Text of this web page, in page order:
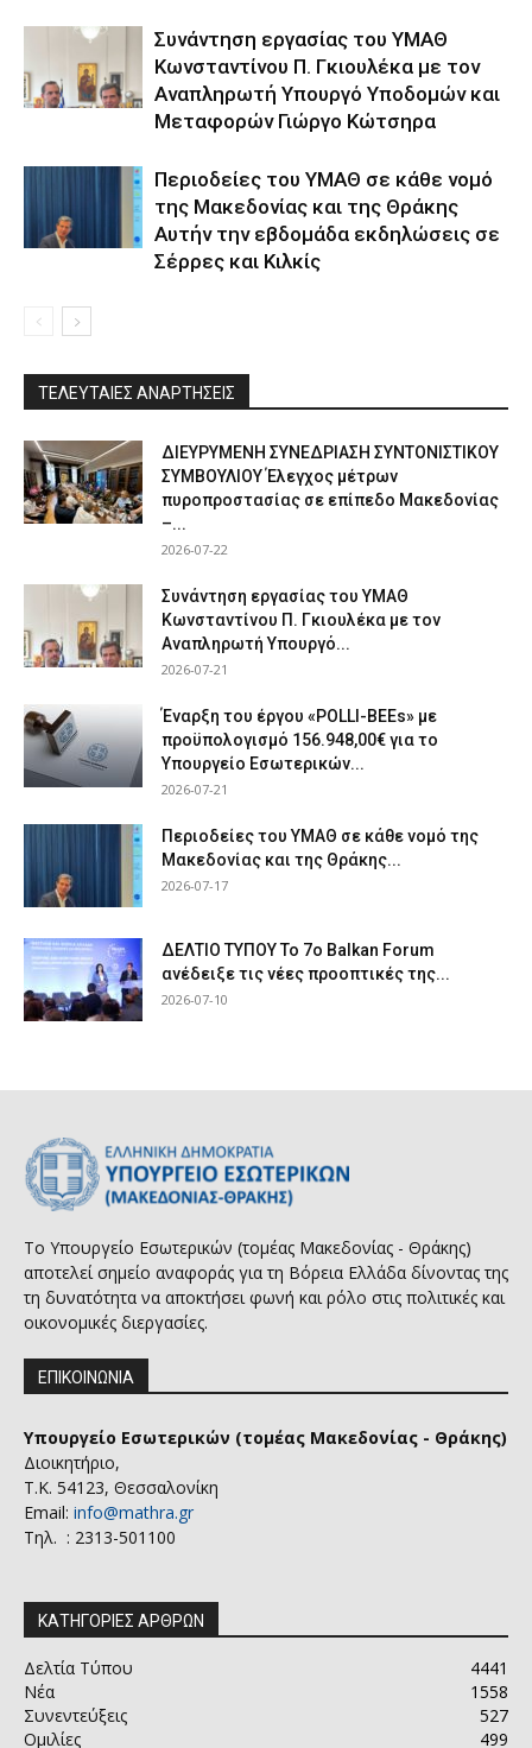
Συνάντηση εργασίας του ΥΜΑΘ
Κωνσταντίνου Π. Γκιουλέκα με τον
Αναπληρωτή Υπουργό Υποδομών και
Μεταφορών Γιώργο Κώτσηρα
Περιοδείες του ΥΜΑΘ σε κάθε νομό
της Μακεδονίας και της Θράκης
Αυτήν την εβδομάδα εκδηλώσεις σε
Σέρρες και Κιλκίς
ΤΕΛΕΥΤΑΙΕΣ ΑΝΑΡΤΗΣΕΙΣ
ΔΙΕΥΡΥΜΕΝΗ ΣΥΝΕΔΡΙΑΣΗ ΣΥΝΤΟΝΙΣΤΙΚΟΥ
ΣΥΜΒΟΥΛΙΟΥ Έλεγχος μέτρων
πυροπροστασίας σε επίπεδο Μακεδονίας
–...
2026-07-22
Συνάντηση εργασίας του ΥΜΑΘ
Κωνσταντίνου Π. Γκιουλέκα με τον
Αναπληρωτή Υπουργό...
2026-07-21
Έναρξη του έργου «POLLI-BEEs» με
προϋπολογισμό 156.948,00€ για το
Υπουργείο Εσωτερικών...
2026-07-21
Περιοδείες του ΥΜΑΘ σε κάθε νομό της
Μακεδονίας και της Θράκης...
2026-07-17
ΔΕΛΤΙΟ ΤΥΠΟΥ Το 7ο Balkan Forum
ανέδειξε τις νέες προοπτικές της...
2026-07-10
Το Υπουργείο Εσωτερικών (τομέας Μακεδονίας - Θράκης)
αποτελεί σημείο αναφοράς για τη Βόρεια Ελλάδα δίνοντας της
τη δυνατότητα να αποκτήσει φωνή και ρόλο στις πολιτικές και
οικονομικές διεργασίες.
ΕΠΙΚΟΙΝΩΝΙΑ
Υπουργείο Εσωτερικών (τομέας Μακεδονίας - Θράκης)
Διοικητήριο,
Τ.Κ. 54123, Θεσσαλονίκη
Email: info@mathra.gr
Τηλ. : 2313-501100
ΚΑΤΗΓΟΡΙΕΣ ΑΡΘΡΩΝ
Δελτία Τύπου
4441
Νέα
1558
Συνεντεύξεις
527
Ομιλίες
499